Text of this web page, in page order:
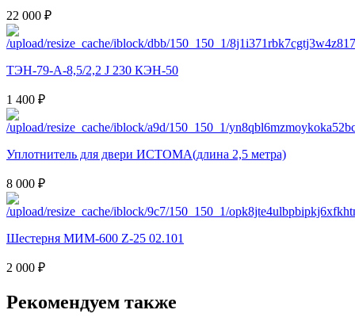
22 000 ₽
ТЭН-79-А-8,5/2,2 J 230 КЭН-50
1 400 ₽
Уплотнитель для двери ИСТОМА(длина 2,5 метра)
8 000 ₽
Шестерня МИМ-600 Z-25 02.101
2 000 ₽
Рекомендуем также